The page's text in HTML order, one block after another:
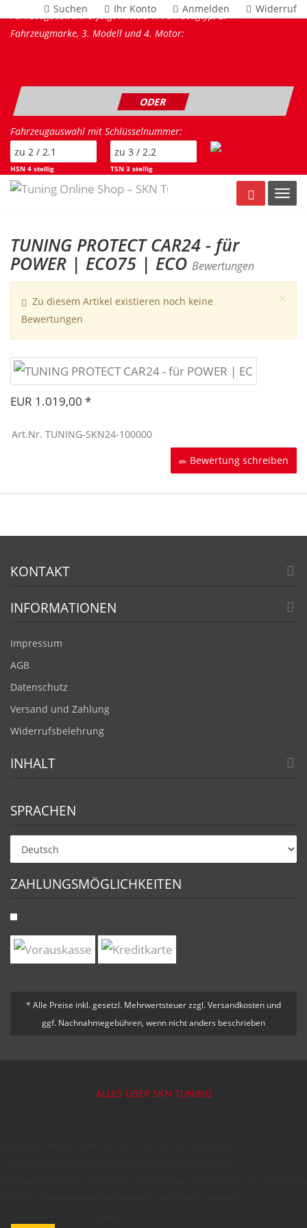
Suchen Ihr Konto Anmelden Widerruf
Fahrzeugauswahl erfolgt mittels 1. Fahrzeugtyp, 2.
Fahrzeugmarke, 3. Modell und 4. Motor:
ODER
Fahrzeugauswahl mit Schlüsselnummer:
HSN 4 stellig TSN 3 stellig
Warenkorb
TUNING PROTECT CAR24 - für
POWER | ECO75 | ECO Bewertungen
×
Zu diesem Artikel existieren noch keine
Bewertungen
EUR 1.019,00
Art.Nr. TUNING-SKN24-100000
Bewertung schreiben
KONTAKT
INFORMATIONEN
Impressum
AGB
Datenschutz
Versand und Zahlung
Widerrufsbelehrung
INHALT
SPRACHEN
ZAHLUNGSMÖGLICHKEITEN
* Alle Preise inkl. gesetzl. Mehrwertsteuer zzgl. Versandkosten und
ggf. Nachnahmegebühren, wenn nicht anders beschrieben
ALLES ÜBER SKN TUNING